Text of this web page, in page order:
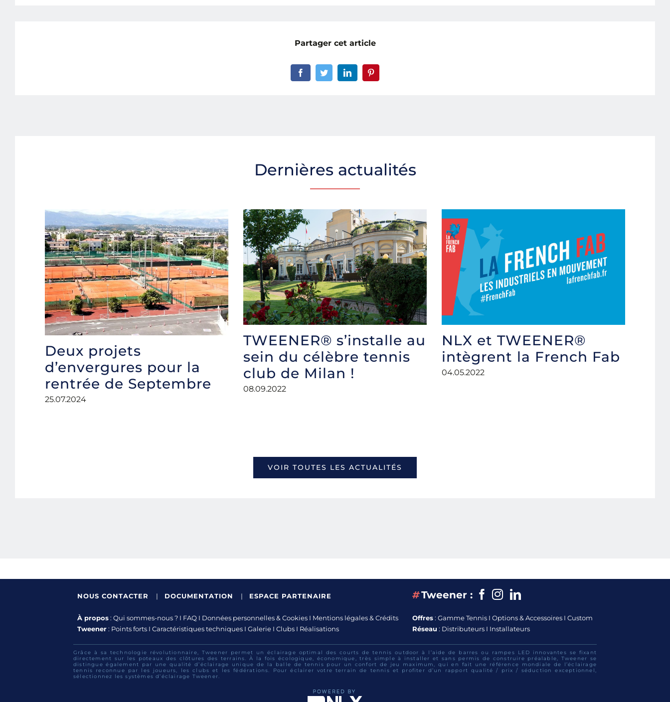
Partager cet article
Dernières actualités
Deux projets
d’envergures pour la
rentrée de Septembre
25.07.2024
TWEENER® s’installe au
sein du célèbre tennis
club de Milan !
08.09.2022
NLX et TWEENER®
intègrent la French Fab
04.05.2022
VOIR TOUTES LES ACTUALITÉS
NOUS CONTACTER | DOCUMENTATION | ESPACE PARTENAIRE
À propos: Qui sommes-nous ? I FAQ I Données personnelles & Cookies I Mentions légales & Crédits
Tweener: Points forts I Caractéristiques techniques I Galerie I Clubs I Réalisations
#Tweener : FacebookInstagram
Offres: Gamme Tennis I Options & Accessoires I Custom
Réseau : Distributeurs I Installateurs
Grâce à sa technologie révolutionnaire, Tweener permet un éclairage optimal des courts de tennis outdoor à l’aide de barres ou rampes LED innovantes se fixant
directement sur les poteaux des clôtures des terrains. À la fois écologique, économique, très simple à installer et sans permis de construire préalable, Tweener se
distingue également par une qualité d’éclairage unique de la balle de tennis pour un confort de jeu maximum, qui en fait une référence mondiale de l’éclairage
tennis reconnue par les joueurs, les clubs et les fédérations. Pour éclairer votre terrain de tennis et profiter d’un rapport qualité / prix / séduction exceptionnel,
sélectionnez les systèmes d’éclairage Tweener.